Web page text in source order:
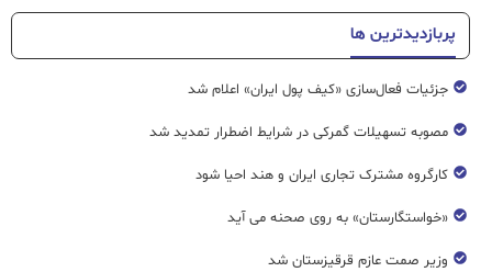
پربازدیدترین ها
جزئیات فعال‌سازی «کیف پول ایران» اعلام شد
مصوبه تسهیلات گمرکی در شرایط اضطرار تمدید شد
کارگروه مشترک تجاری ایران و هند احیا شود
«خواستگارستان» به روی صحنه می آید
وزیر صمت عازم قرقیزستان شد